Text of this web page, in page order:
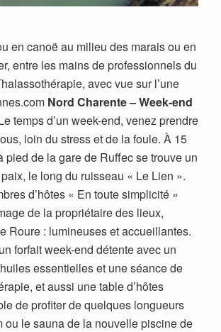
en canoë au milieu des marais ou en
entre les mains de professionnels du
avec vue sur l’une
Nord Charente – Week-end
temps d’un week-end, venez prendre
loin du stress et de la foule. À 15
pied de la gare de Ruffec se trouve un
le long du ruisseau « Le Lien ».
d’hôtes « En toute simplicité »
de la propriétaire des lieux,
Roure : lumineuses et accueillantes.
forfait week-end détente avec un
essentielles et une séance de
et aussi une table d’hôtes
de profiter de quelques longueurs
le sauna de la nouvelle piscine de